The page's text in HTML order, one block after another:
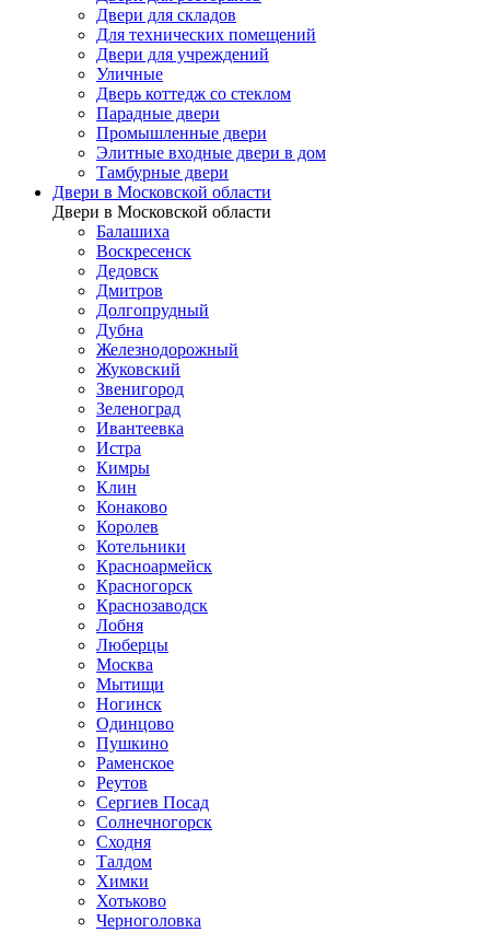
Двери для складов
Для технических помещений
Двери для учреждений
Уличные
Дверь коттедж со стеклом
Парадные двери
Промышленные двери
Элитные входные двери в дом
Тамбурные двери
Двери в Московской области
Двери в Московской области
Балашиха
Воскресенск
Дедовск
Дмитров
Долгопрудный
Дубна
Железнодорожный
Жуковский
Звенигород
Зеленоград
Ивантеевка
Истра
Кимры
Клин
Конаково
Королев
Котельники
Красноармейск
Красногорск
Краснозаводск
Лобня
Люберцы
Москва
Мытищи
Ногинск
Одинцово
Пушкино
Раменское
Реутов
Сергиев Посад
Солнечногорск
Сходня
Талдом
Химки
Хотьково
Черноголовка